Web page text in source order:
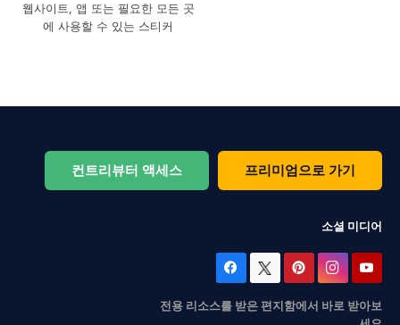
웹사이트, 앱 또는 필요한 모든 곳
에 사용할 수 있는 스티커
컨트리뷰터 액세스 프리미엄으로 가기
소셜 미디어
전용 리소스를 받은 편지함에서 바로 받아보